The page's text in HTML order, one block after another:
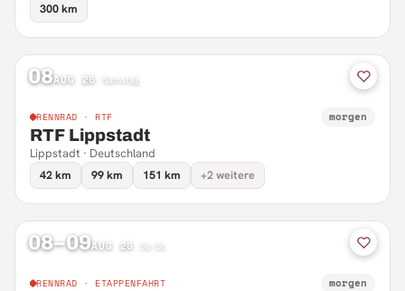
300 km
08AUG 26 Samstag
RENNRAD · RTF morgen
RTF Lippstadt
Lippstadt · Deutschland
42 km
99 km 151 km +2 weitere
08–09AUG 26 Sa–So
RENNRAD · ETAPPENFAHRT morgen